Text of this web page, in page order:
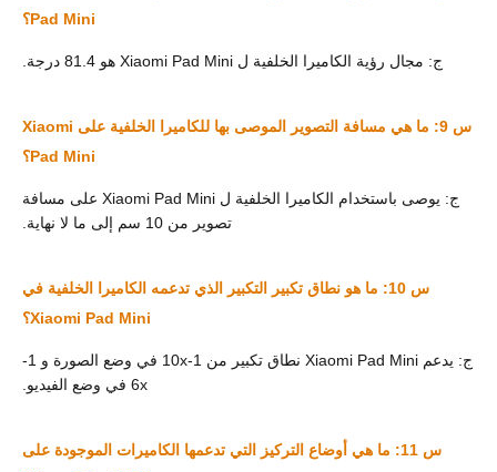
Pad Mini؟
ج: مجال رؤية الكاميرا الخلفية ل Xiaomi Pad Mini هو 81.4 درجة.
س 9: ما هي مسافة التصوير الموصى بها للكاميرا الخلفية على Xiaomi
Pad Mini؟
ج: يوصى باستخدام الكاميرا الخلفية ل Xiaomi Pad Mini على مسافة
تصوير من 10 سم إلى ما لا نهاية.
س 10: ما هو نطاق تكبير التكبير الذي تدعمه الكاميرا الخلفية في
Xiaomi Pad Mini؟
ج: يدعم Xiaomi Pad Mini نطاق تكبير من 1-10x في وضع الصورة و 1-
6x في وضع الفيديو.
س 11: ما هي أوضاع التركيز التي تدعمها الكاميرات الموجودة على